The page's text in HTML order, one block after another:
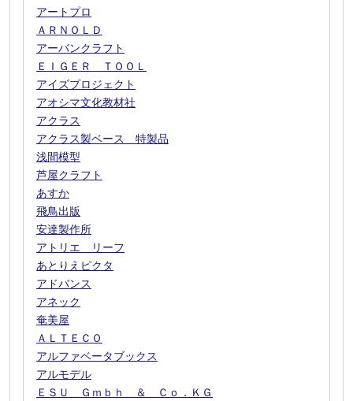
アートプロ
ＡＲＮＯＬＤ
アーバンクラフト
ＥＩＧＥＲ ＴＯＯＬ
アイズプロジェクト
アオシマ文化教材社
アクラス
アクラス製ベース 特製品
浅間模型
芦屋クラフト
あすか
飛鳥出版
安達製作所
アトリエ リーフ
あとりえピクタ
アドバンス
アネック
奄美屋
ＡＬＴＥＣＯ
アルファベータブックス
アルモデル
ＥＳＵ Ｇｍｂｈ ＆ Ｃｏ．ＫＧ